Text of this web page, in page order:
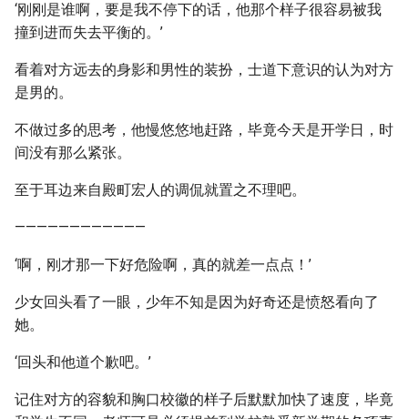
‘刚刚是谁啊，要是我不停下的话，他那个样子很容易被我
撞到进而失去平衡的。’
看着对方远去的身影和男性的装扮，士道下意识的认为对方
是男的。
不做过多的思考，他慢悠悠地赶路，毕竟今天是开学日，时
间没有那么紧张。
至于耳边来自殿町宏人的调侃就置之不理吧。
————————————
‘啊，刚才那一下好危险啊，真的就差一点点！’
少女回头看了一眼，少年不知是因为好奇还是愤怒看向了
她。
‘回头和他道个歉吧。’
记住对方的容貌和胸口校徽的样子后默默加快了速度，毕竟